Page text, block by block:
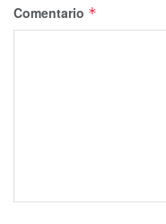
Comentario *